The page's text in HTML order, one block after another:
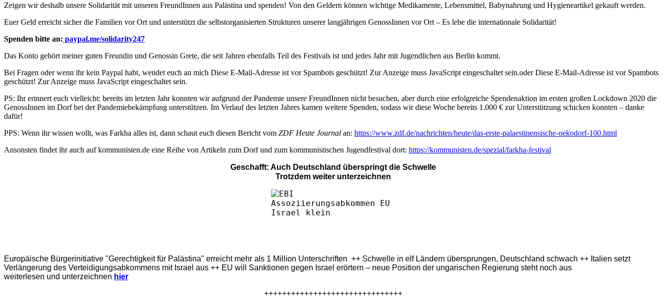
Zeigen wir deshalb unsere Solidarität mit unseren FreundInnen aus Palästina und spenden! Von den Geldern können wichtige Medikamente, Lebensmittel, Babynahrung und Hygieneartikel gekauft werden.
Euer Geld erreicht sicher die Familien vor Ort und unterstützt die selbstorganisierten Strukturen unserer langjährigen GenossInnen vor Ort – Es lebe die internationale Solidarität!
Spenden bitte an: paypal.me/solidarity247
Das Konto gehört meiner guten Freundin und Genossin Grete, die seit Jahren ebenfalls Teil des Festivals ist und jedes Jahr mit Jugendlichen aus Berlin kommt.
Bei Fragen oder wenn ihr kein Paypal habt, wendet euch an mich Diese E-Mail-Adresse ist vor Spambots geschützt! Zur Anzeige muss JavaScript eingeschaltet sein.oderDiese E-Mail-Adresse ist vor Spambots
geschützt! Zur Anzeige muss JavaScript eingeschaltet sein.
PS: Ihr erinnert euch vielleicht: bereits im letzten Jahr konnten wir aufgrund der Pandemie unsere FreundInnen nicht besuchen, aber durch eine erfolgreiche Spendenaktion im ersten großen Lockdown 2020 die
GenossInnen im Dorf bei der Pandemiebekämpfung unterstützen. Im Verlauf des letzten Jahres kamen weitere Spenden, sodass wir diese Woche bereits 1.000 € zur Unterstützung schicken konnten – danke
dafür!
PPS: Wenn ihr wissen wollt, was Farkha alles ist, dann schaut euch diesen Bericht vom ZDF Heute Journal an: https://www.zdf.de/nachrichten/heute/das-erste-palaestinensische-oekodorf-100.html
Ansonsten findet ihr auch auf kommunisten.de eine Reihe von Artikeln zum Dorf und zum kommunistischen Jugendfestival dort: https://kommunisten.de/spezial/farkha-festival
Geschafft: Auch Deutschland überspringt die Schwelle
Trotzdem weiter unterzeichnen
Europäische Bürgerinitiative "Gerechtigkeit für Palästina" erreicht mehr als 1 Million Unterschriften ++ Schwelle in elf Ländern übersprungen, Deutschland schwach ++ Italien setzt
Verlängerung des Verteidigungsabkommens mit Israel aus ++ EU will Sanktionen gegen Israel erörtern – neue Position der ungarischen Regierung steht noch aus
weiterlesen und unterzeichnen hier
+++++++++++++++++++++++++++++++